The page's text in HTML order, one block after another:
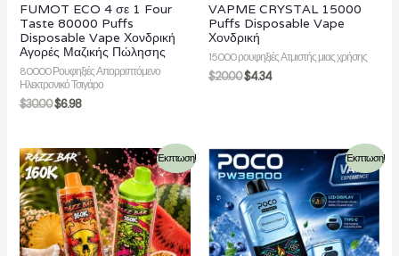
FUMOT ECO 4 σε 1 Four
Taste 80000 Puffs
Disposable Vape Χονδρική
Αγορές Μαζικής Πώλησης
80000 Ρουφηξιές Απορριπτόμενο
Ηλεκτρονικό Τσιγάρο
$30.00$6.98
VAPME CRYSTAL 15000
Puffs Disposable Vape
Χονδρική
15000 ρουφηξιές Ατμιστής μιας χρήσης
$20.00$4.34
Έκπτωση! Έκπτωση!